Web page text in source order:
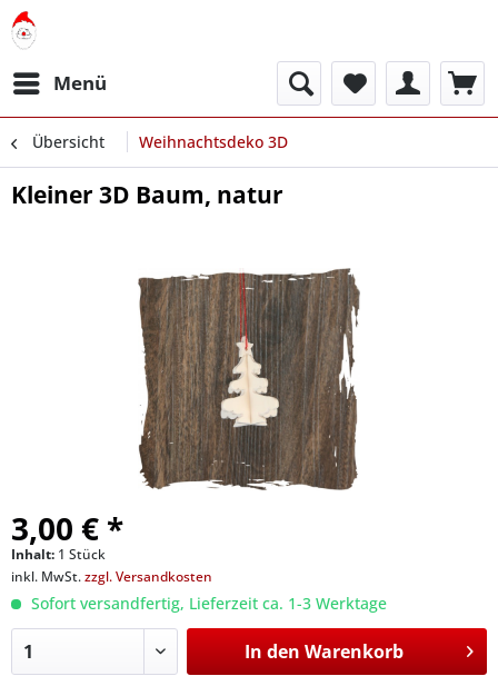
Menü
Übersicht Weihnachtsdeko 3D
Kleiner 3D Baum, natur
3,00 € *
Inhalt: 1 Stück
inkl. MwSt.zzgl. Versandkosten
Sofort versandfertig, Lieferzeit ca. 1-3 Werktage
In den Warenkorb